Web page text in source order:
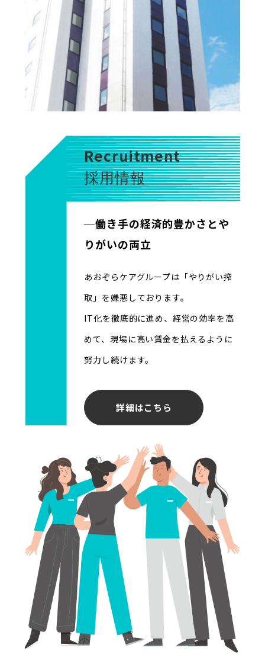
Recruitment
採用情報
─働き手の経済的豊かさとや
りがいの両立
あおぞらケアグループは「やりがい搾
取」を嫌悪しております。
IT化を徹底的に進め、経営の効率を高
めて、現場に高い賃金を払えるように
努力し続けます。
詳細はこちら